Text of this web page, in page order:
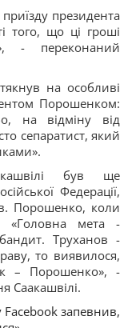
президента
того, що ці гроші
- переконаний
на особливі
Порошенком:
на відміну від
сепаратист, який
був ще
Федерації,
Порошенко, коли
«Головна мета -
Труханов -
то виявилося,
– Порошенко», -
Саакашвілі.
Facebook запевнив,